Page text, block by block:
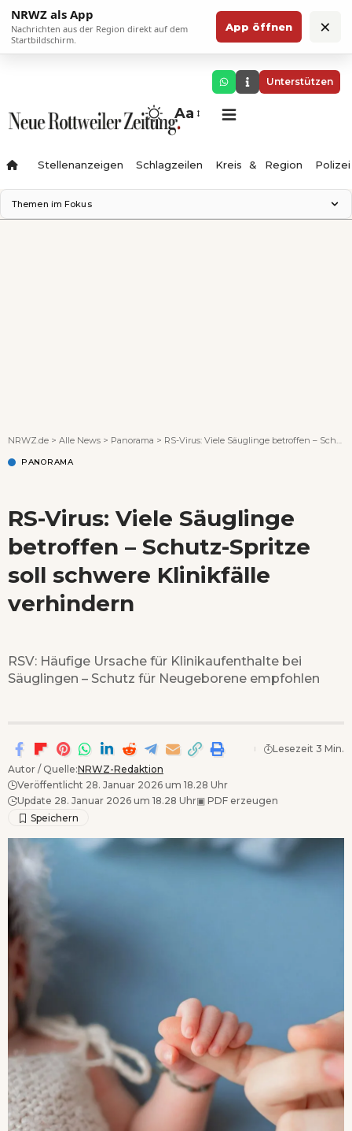
NRWZ als App
Nachrichten aus der Region direkt auf dem
Startbildschirm.
App öffnen ×
Unterstützen
Aa
Stellenanzeigen Schlagzeilen Kreis & Region Polizei
Themen im Fokus
NRWZ.de > Alle News > Panorama > RS-Virus: Viele Säuglinge betroffen – Schutz-Spritze soll schwere Klinikfälle verhindern
PANORAMA
RS-Virus: Viele Säuglinge
betroffen – Schutz-Spritze
soll schwere Klinikfälle
verhindern
RSV: Häufige Ursache für Klinikaufenthalte bei
Säuglingen – Schutz für Neugeborene empfohlen
Autor / Quelle:NRWZ-Redaktion
Veröffentlicht 28. Januar 2026 um 18.28 Uhr
Update 28. Januar 2026 um 18.28 Uhr▣ PDF erzeugen
Lesezeit 3 Min.